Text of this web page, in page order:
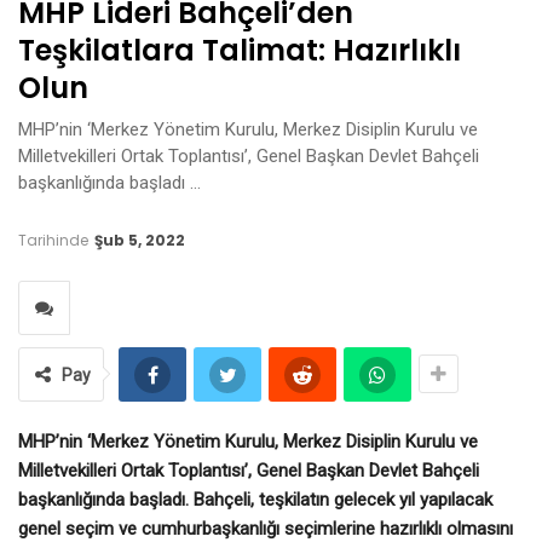
MHP Lideri Bahçeli’den
Teşkilatlara Talimat: Hazırlıklı
Olun
MHP’nin ‘Merkez Yönetim Kurulu, Merkez Disiplin Kurulu ve
Milletvekilleri Ortak Toplantısı’, Genel Başkan Devlet Bahçeli
başkanlığında başladı …
Tarihinde Şub 5, 2022
Pay
MHP’nin ‘Merkez Yönetim Kurulu, Merkez Disiplin Kurulu ve
Milletvekilleri Ortak Toplantısı’, Genel Başkan Devlet Bahçeli
başkanlığında başladı. Bahçeli, teşkilatın gelecek yıl yapılacak
genel seçim ve cumhurbaşkanlığı seçimlerine hazırlıklı olmasını